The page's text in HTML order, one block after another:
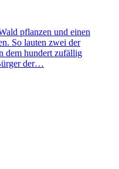
pflanzen und einen
So lauten zwei der
dem hundert zufällig
der…